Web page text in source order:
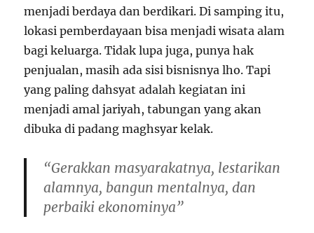
menjadi berdaya dan berdikari. Di samping itu,
lokasi pemberdayaan bisa menjadi wisata alam
bagi keluarga. Tidak lupa juga, punya hak
penjualan, masih ada sisi bisnisnya lho. Tapi
yang paling dahsyat adalah kegiatan ini
menjadi amal jariyah, tabungan yang akan
dibuka di padang maghsyar kelak.
“Gerakkan masyarakatnya, lestarikan
alamnya, bangun mentalnya, dan
perbaiki ekonominya”